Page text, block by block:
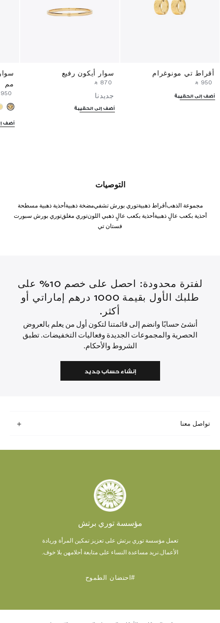
أقراط تي مونوغرام
‎ ⃁ ⁦950⁩ ‎
أضف إلى الحقيبة
سوار أيكون رفيع
‎ ⃁ ⁦870⁩ ‎
جديدنا
أضف إلى الحقيبة
مم
أضف
التوصيات
مجموعة الذهب أقراط ذهبيةتوري بورش تشفيمضخة ذهبية أحذية ذهبية مسطحة
أحذية بكعب عالٍ ذهبية أحذية بكعب عالٍ ذهبي اللونتوري مغلقتوري بورش سبورت
فستان تي
لفترة محدودة: احصل على خصم 10% على
طلبك الأول بقيمة 1000 درهم إماراتي أو
أكثر.
أنشئ حسابًا وانضم إلى قائمتنا لتكون أول من يعلم بالعروض
الحصرية والمجموعات الجديدة وفعاليات التخفيضات. تطبق
الشروط والأحكام.
إنشاء حساب جديد
تواصل معنا
مؤسسة توري برتش
تعمل مؤسسة توري برتش على تعزيز تمكين المرأة وريادة
الأعمال. نريد مساعدة النساء على متابعة أحلامهن بلا خوف.
#احتضان الطموح